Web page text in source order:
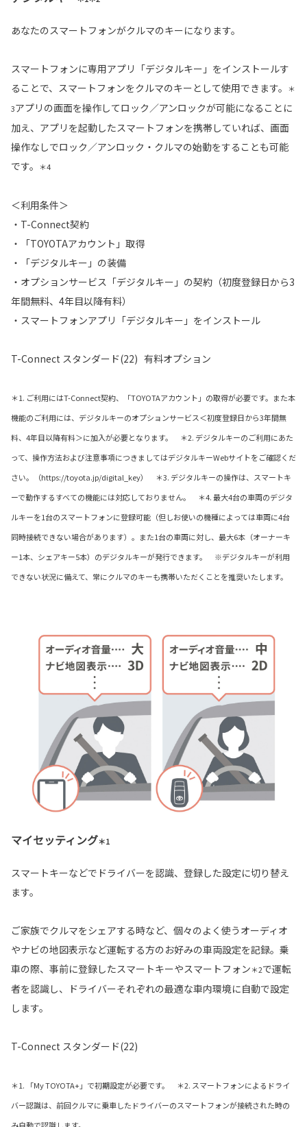
あなたのスマートフォンがクルマのキーになります。
スマートフォンに専用アプリ「デジタルキー」をインストールす
ることで、スマートフォンをクルマのキーとして使用できます。
＊
3アプリの画面を操作してロック／アンロックが可能になることに
加え、アプリを起動したスマートフォンを携帯していれば、画面
操作なしでロック／アンロック・クルマの始動をすることも可能
です。
＊4
＜利用条件＞
・T-Connect契約
・「TOYOTAアカウント」取得
・「デジタルキー」の装備
・オプションサービス「デジタルキー」の契約（初度登録日から3
年間無料、4年目以降有料）
・スマートフォンアプリ「デジタルキー」をインストール
T-Connect スタンダード(22) 有料オプション
＊1. ご利用にはT-Connect契約、「TOYOTAアカウント」の取得が必要です。また本
機能のご利用には、デジタルキーのオプションサービス＜初度登録日から3年間無
料、4年目以降有料＞に加入が必要となります。 ＊2. デジタルキーのご利用にあた
って、操作方法および注意事項につきましてはデジタルキーWebサイトをご確認くだ
さい。（https://toyota.jp/digital_key） ＊3. デジタルキーの操作は、スマートキ
ーで動作するすべての機能には対応しておりません。 ＊4. 最大4台の車両のデジタ
ルキーを1台のスマートフォンに登録可能（但しお使いの機種によっては車両に4台
同時接続できない場合があります）。また1台の車両に対し、最大6本（オーナーキ
ー1本、シェアキー5本）のデジタルキーが発行できます。 ※デジタルキーが利用
できない状況に備えて、常にクルマのキーも携帯いただくことを推奨いたします。
マイセッティング＊1
スマートキーなどでドライバーを認識、登録した設定に切り替え
ます。
ご家族でクルマをシェアする時など、個々のよく使うオーディオ
やナビの地図表示など運転する方のお好みの車両設定を記録。乗
車の際、事前に登録したスマートキーやスマートフォン＊2で運転
者を認識し、ドライバーそれぞれの最適な車内環境に自動で設定
します。
T-Connect スタンダード(22)
＊1. 「My TOYOTA+」で初期設定が必要です。 ＊2. スマートフォンによるドライ
バー認識は、前回クルマに乗車したドライバーのスマートフォンが接続された時の